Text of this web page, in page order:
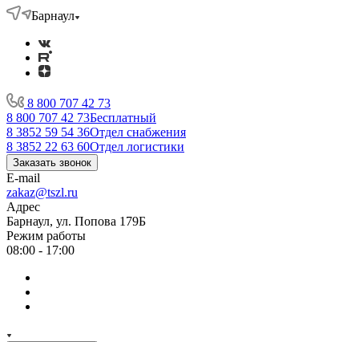
Барнаул
8 800 707 42 73
8 800 707 42 73Бесплатный
8 3852 59 54 36Отдел снабжения
8 3852 22 63 60Отдел логистики
Заказать звонок
E-mail
zakaz@tszl.ru
Адрес
Барнаул, ул. Попова 179Б
Режим работы
08:00 - 17:00